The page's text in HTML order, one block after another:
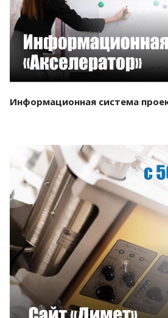
Информационная система
Смотреть проект